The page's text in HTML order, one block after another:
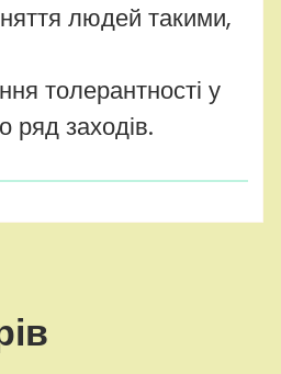
людей такими,
толерантності у
ряд заходів.